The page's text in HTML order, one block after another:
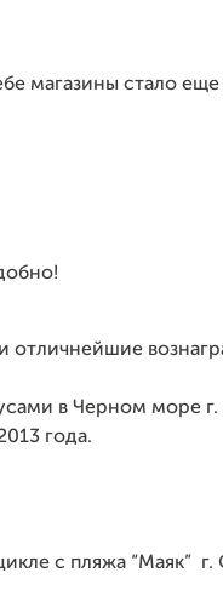
магазины стало
в Черном море
года.
с пляжа “Маяк”